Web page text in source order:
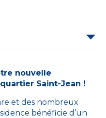
nouvelle
Saint-Jean !
et des nombreux
bénéficie d’un